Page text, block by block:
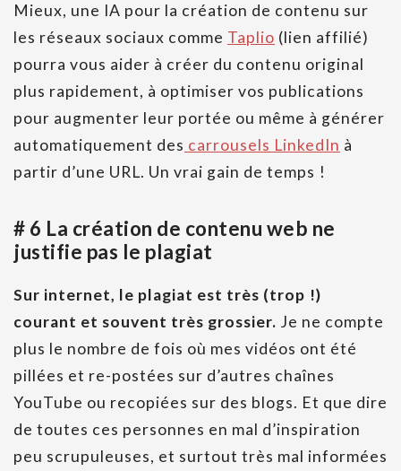
Mieux, une IA pour la création de contenu sur
les réseaux sociaux comme Taplio (lien affilié)
pourra vous aider à créer du contenu original
plus rapidement, à optimiser vos publications
pour augmenter leur portée ou même à générer
automatiquement des carrousels LinkedIn à
partir d’une URL. Un vrai gain de temps !
# 6 La création de contenu web ne
justifie pas le plagiat
Sur internet, le plagiat est très (trop !)
courant et souvent très grossier. Je ne compte
plus le nombre de fois où mes vidéos ont été
pillées et re-postées sur d’autres chaînes
YouTube ou recopiées sur des blogs. Et que dire
de toutes ces personnes en mal d’inspiration
peu scrupuleuses, et surtout très mal informées